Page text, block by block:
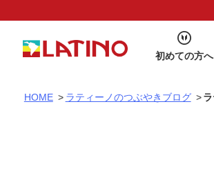
初めての方へ
HOME > ラティーノのつぶやきブログ >